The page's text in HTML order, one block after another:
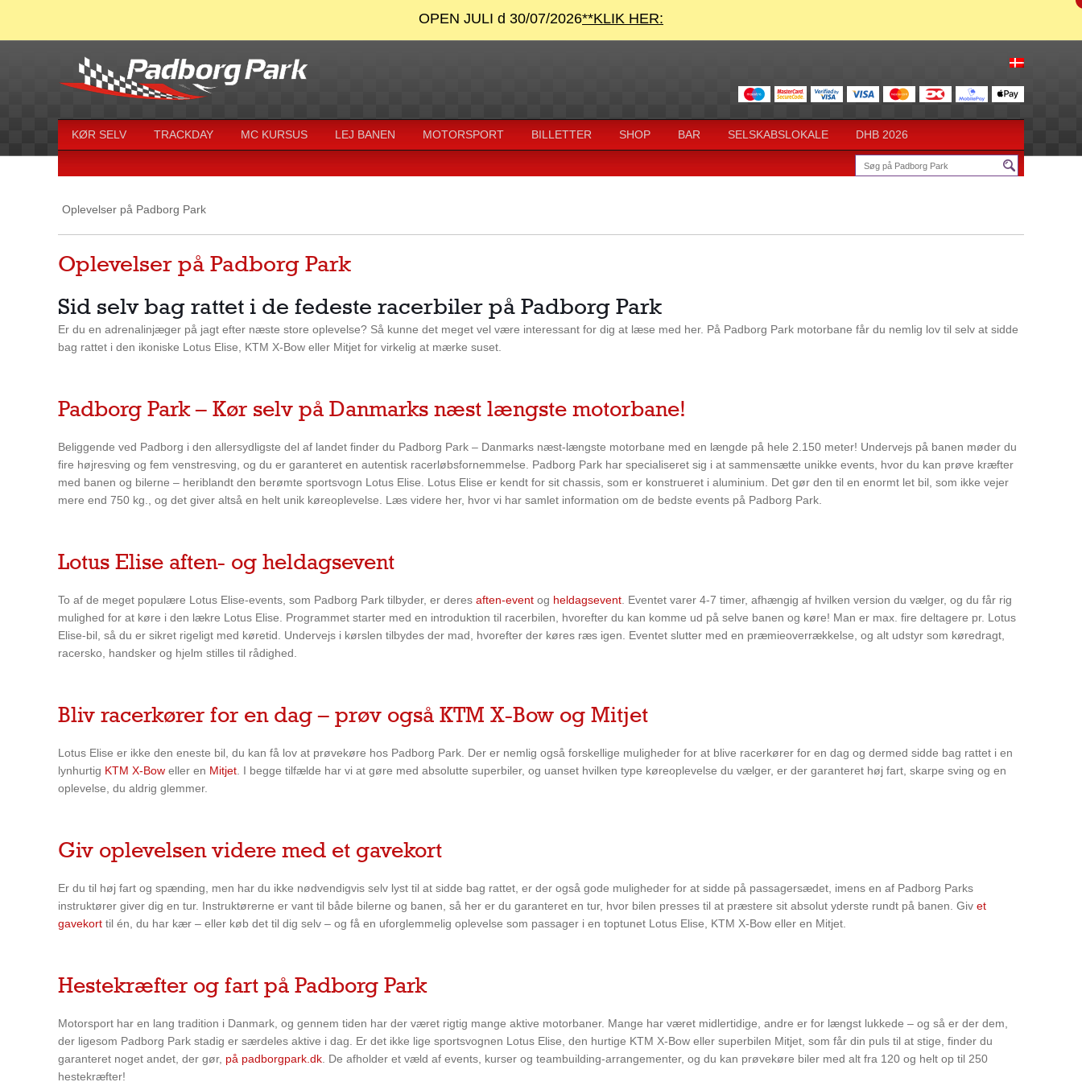
OPEN JULI d 30/07/2026**KLIK HER:
KØR SELV TRACKDAY MC KURSUS LEJ BANEN MOTORSPORT BILLETTER SHOP BAR SELSKABSLOKALE DHB 2026
Oplevelser på Padborg Park
Oplevelser på Padborg Park
Sid selv bag rattet i de fedeste racerbiler på Padborg Park
Er du en adrenalinjæger på jagt efter næste store oplevelse? Så kunne det meget vel være interessant for dig at læse med her. På Padborg Park motorbane får du nemlig lov til selv at sidde
bag rattet i den ikoniske Lotus Elise, KTM X-Bow eller Mitjet for virkelig at mærke suset.
Padborg Park – Kør selv på Danmarks næst længste motorbane!
Beliggende ved Padborg i den allersydligste del af landet finder du Padborg Park – Danmarks næst-længste motorbane med en længde på hele 2.150 meter! Undervejs på banen møder du
fire højresving og fem venstresving, og du er garanteret en autentisk racerløbsfornemmelse. Padborg Park har specialiseret sig i at sammensætte unikke events, hvor du kan prøve kræfter
med banen og bilerne – heriblandt den berømte sportsvogn Lotus Elise. Lotus Elise er kendt for sit chassis, som er konstrueret i aluminium. Det gør den til en enormt let bil, som ikke vejer
mere end 750 kg., og det giver altså en helt unik køreoplevelse. Læs videre her, hvor vi har samlet information om de bedste events på Padborg Park.
Lotus Elise aften- og heldagsevent
To af de meget populære Lotus Elise-events, som Padborg Park tilbyder, er deres aften-event og heldagsevent . Eventet varer 4-7 timer, afhængig af hvilken version du vælger, og du får rig
mulighed for at køre i den lækre Lotus Elise. Programmet starter med en introduktion til racerbilen, hvorefter du kan komme ud på selve banen og køre! Man er max. fire deltagere pr. Lotus
Elise-bil, så du er sikret rigeligt med køretid. Undervejs i kørslen tilbydes der mad, hvorefter der køres ræs igen. Eventet slutter med en præmieoverrækkelse, og alt udstyr som køredragt,
racersko, handsker og hjelm stilles til rådighed.
Bliv racerkører for en dag – prøv også KTM X-Bow og Mitjet
Lotus Elise er ikke den eneste bil, du kan få lov at prøvekøre hos Padborg Park. Der er nemlig også forskellige muligheder for at blive racerkører for en dag og dermed sidde bag rattet i en
lynhurtig KTM X-Bow eller en Mitjet . I begge tilfælde har vi at gøre med absolutte superbiler, og uanset hvilken type køreoplevelse du vælger, er der garanteret høj fart, skarpe sving og en
oplevelse, du aldrig glemmer.
Giv oplevelsen videre med et gavekort
Er du til høj fart og spænding, men har du ikke nødvendigvis selv lyst til at sidde bag rattet, er der også gode muligheder for at sidde på passagersædet, imens en af Padborg Parks
instruktører giver dig en tur. Instruktørerne er vant til både bilerne og banen, så her er du garanteret en tur, hvor bilen presses til at præstere sit absolut yderste rundt på banen. Giv et
gavekort til én, du har kær – eller køb det til dig selv – og få en uforglemmelig oplevelse som passager i en toptunet Lotus Elise, KTM X-Bow eller en Mitjet.
Hestekræfter og fart på Padborg Park
Motorsport har en lang tradition i Danmark, og gennem tiden har der været rigtig mange aktive motorbaner. Mange har været midlertidige, andre er for længst lukkede – og så er der dem,
der ligesom Padborg Park stadig er særdeles aktive i dag. Er det ikke lige sportsvognen Lotus Elise, den hurtige KTM X-Bow eller superbilen Mitjet, som får din puls til at stige, finder du
garanteret noget andet, der gør, på padborgpark.dk . De afholder et væld af events, kurser og teambuilding-arrangementer, og du kan prøvekøre biler med alt fra 120 og helt op til 250
hestekræfter!